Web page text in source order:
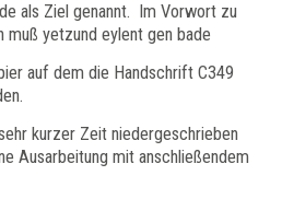
als Ziel genannt. Im Vorwort zu
muß yetzund eylent gen bade
auf dem die Handschrift C349
kurzer Zeit niedergeschrieben
Ausarbeitung mit anschließendem